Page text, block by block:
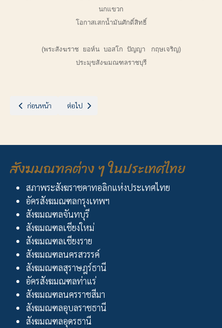
นกแขวก
โอกาสเสกน้ำมันศักดิ์สิทธิ์
(พระสังฆราช ยอห์น บอสโก ปัญญา กฤษเจริญ)
ประมุขสังฆมณฑลราชบุรี
เนื้อหาก่อนหน้า: สุขสันต์วันปัสกาจากพระคุณเจ้ายอห์นบอสโก ปัญญา กฤษ
ก่อนหน้า เนื้อหาถัดไป: ประกาศเรื่อง การอธิษฐานขอพระพรจากพระ
ต่อไป
สังฆมณฑลต่าง ๆ ในประเทศไทย
สภาพระสังฆราชคาทอลิกแห่งประเทศไทย
อัครสังฆมณฑลกรุงเทพฯ
สังฆมณฑลจันทบุรี
สังฆมณฑลเชียงใหม่
สังฆมณฑลเชียงราย
สังฆมณฑลนครสวรรค์
สังฆมณฑลสุราษฎร์ธานี
อัครสังฆมณฑลท่าแร่
สังฆมณฑลนครราชสีมา
สังฆมณฑลอุบลราชธานี
สังฆมณฑลอุดรธานี